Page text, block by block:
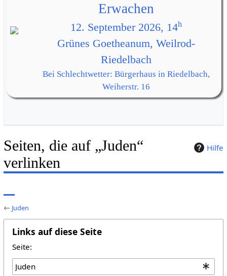
Erwachen
12. September 2026, 14h
Grünes Goetheanum, Weilrod-
Riedelbach
Bei Schlechtwetter: Bürgerhaus in Riedelbach,
Weiherstr. 16
Hilfe
Seiten, die auf „Juden“
verlinken
← Juden
Links auf diese Seite
Seite: